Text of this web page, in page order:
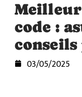
code :
03/05/2025